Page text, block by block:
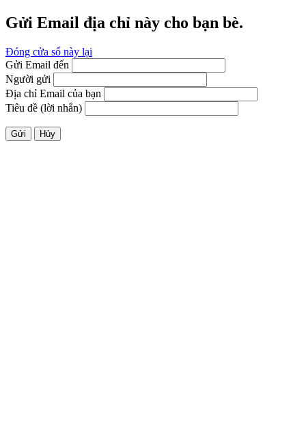
Gửi Email địa chỉ này cho bạn bè.
Đóng cửa sổ này lại
Gửi Email đến
Người gửi
Địa chỉ Email của bạn
Tiêu đề (lời nhắn)
Gửi Hủy